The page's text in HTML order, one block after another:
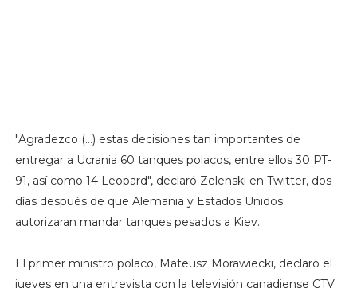
"Agradezco (...) estas decisiones tan importantes de
entregar a Ucrania 60 tanques polacos, entre ellos 30 PT-
91, así como 14 Leopard", declaró Zelenski en Twitter, dos
días después de que Alemania y Estados Unidos
autorizaran mandar tanques pesados a Kiev.
El primer ministro polaco, Mateusz Morawiecki, declaró el
jueves en una entrevista con la televisión canadiense CTV